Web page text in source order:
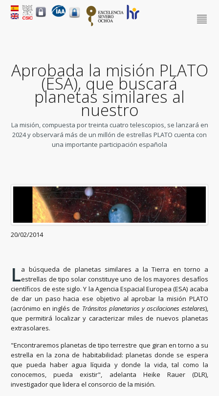
Aprobada la misión PLATO
(ESA), que buscará
planetas similares al
nuestro
La misión, compuesta por treinta cuatro telescopios, se lanzará en
2024 y observará más de un millón de estrellas PLATO cuenta con
una importante participación española
20/02/2014
La búsqueda de planetas similares a la Tierra en torno a
estrellas de tipo solar constituye uno de los mayores desafíos
científicos de este siglo. Y la Agencia Espacial Europea (ESA) acaba
de dar un paso hacia ese objetivo al aprobar la misión PLATO
(acrónimo en inglés de Tránsitos planetarios y oscilaciones estelares),
que permitirá localizar y caracterizar miles de nuevos planetas
extrasolares.
"Encontraremos planetas de tipo terrestre que giran en torno a su
estrella en la zona de habitabilidad: planetas donde se espera
que pueda haber agua líquida y donde la vida, tal como la
conocemos, pueda existir", adelanta Heike Rauer (DLR),
investigador que lidera el consorcio de la misión.